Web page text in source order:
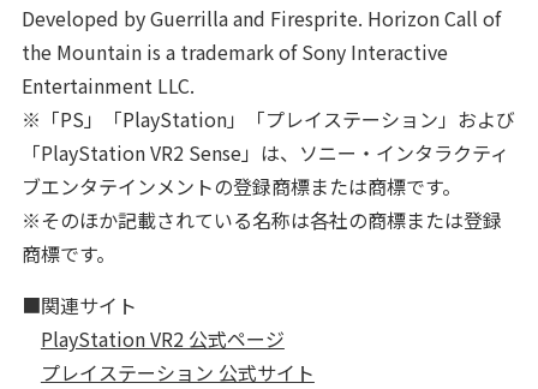
Developed by Guerrilla and Firesprite. Horizon Call of
the Mountain is a trademark of Sony Interactive
Entertainment LLC.
※「PS」「PlayStation」「プレイステーション」および
「PlayStation VR2 Sense」は、ソニー・インタラクティ
ブエンタテインメントの登録商標または商標です。
※そのほか記載されている名称は各社の商標または登録
商標です。
■関連サイト
PlayStation VR2 公式ページ
プレイステーション 公式サイト